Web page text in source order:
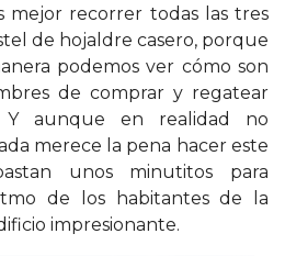
mejor recorrer todas las tres
de hojaldre casero, porque
podemos ver cómo son
de comprar y regatear
Y aunque en realidad no
merece la pena hacer este
unos minutitos para
de los habitantes de la
impresionante.